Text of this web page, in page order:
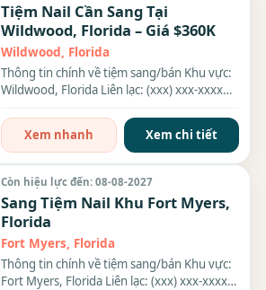
Tiệm Nail Cần Sang Tại
Wildwood, Florida – Giá $360K
Wildwood, Florida
Thông tin chính về tiệm sang/bán Khu vực:
Wildwood, Florida Liên lạc: (xxx) xxx-xxxx
Xem nhanh
Xem chi tiết
Còn hiệu lực đến: 08-08-2027
Sang Tiệm Nail Khu Fort Myers,
Florida
Fort Myers, Florida
Thông tin chính về tiệm sang/bán Khu vực:
Fort Myers, Florida Liên lạc: (xxx) xxx-xxxx